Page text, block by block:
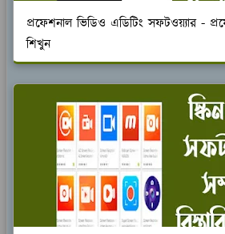
প্রফেশনাল ভিডিও এডিটিং সফটওয়্যার -
শিখুন